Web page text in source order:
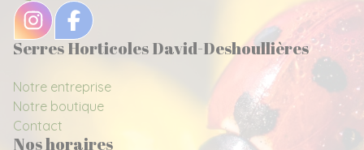
Serres Horticoles David-Deshoullières
Notre entreprise
Notre boutique
Contact
Nos horaires